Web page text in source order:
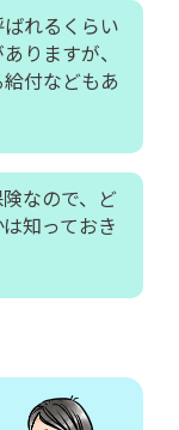
れるくらい
りますが、
付などもあ
なので、ど
知っておき